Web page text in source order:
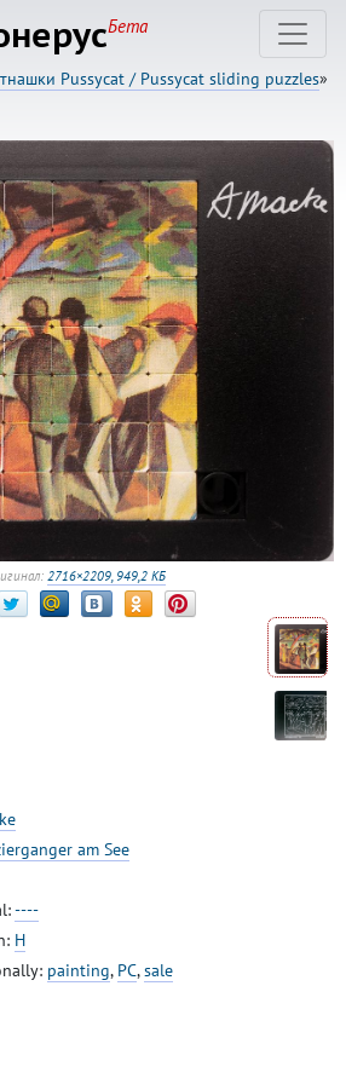
Бета
Pussycat / Pussycat sliding puzzles»
2716×2209, 949,2 КБ
am See
----
H
painting, PC,sale